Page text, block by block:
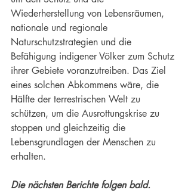
Wiederherstellung von Lebensräumen,
nationale und regionale
Naturschutzstrategien und die
Befähigung indigener Völker zum Schutz
ihrer Gebiete voranzutreiben. Das Ziel
eines solchen Abkommens wäre, die
Hälfte der terrestrischen Welt zu
schützen, um die Ausrottungskrise zu
stoppen und gleichzeitig die
Lebensgrundlagen der Menschen zu
erhalten.
Die nächsten Berichte folgen bald.